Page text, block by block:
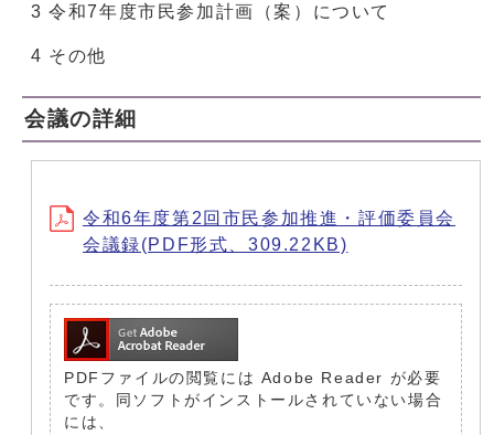
3 令和7年度市民参加計画（案）について
4 その他
会議の詳細
令和6年度第2回市民参加推進・評価委員会
会議録(PDF形式、309.22KB)
PDFファイルの閲覧には Adobe Reader が必要
です。同ソフトがインストールされていない場合
には、